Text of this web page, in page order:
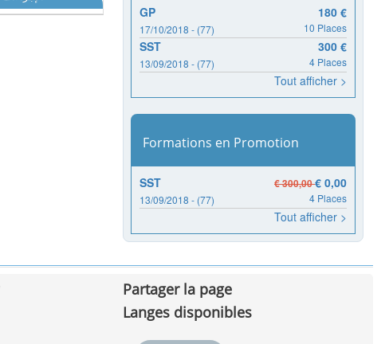
GP 180 €
17/10/2018 - (77) 10 Places
SST 300 €
13/09/2018 - (77) 4 Places
Tout afficher >
Formations en Promotion
SST € 300,00€ 0,00
13/09/2018 - (77) 4 Places
Tout afficher >
Partager la page
Langes disponibles